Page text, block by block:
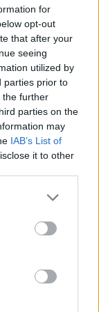
for
opt-out
that after your
seeing
utilized by
parties prior to
the further
parties on the
may
IAB’s List of
it to other
more Google
may click to
party tags to
below Google
Εύκολη
2